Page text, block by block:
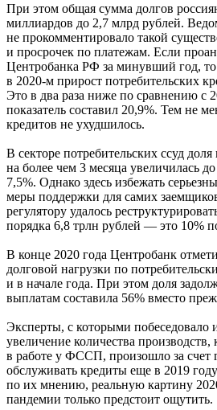
При этом общая сумма долгов
миллиардов до 2,7 млрд рублей.
не прокомментировало такой
и просрочек по платежам. Если
Центробанка РФ за минувший год,
в 2020-м прирост потребительских
Это в два раза ниже по сравнению с
показатель составил 20,9%. Тем не
кредитов не ухудшилось.
В секторе потребительских ссуд
на более чем 3 месяца увеличилась
7,5%. Однако здесь избежать
меры поддержки для самих
регулятору удалось
порядка 6,8 трлн рублей — это 10%
В конце 2020 года Центробанк
долговой нагрузки по
и в начале года. При этом доля
выплатам составила 56% вместо
Эксперты, с которыми побеседовало
увеличение количества производств,
в работе у ФССП, произошло за счет
обслуживать кредиты еще в 2019
по их мнению, реальную картину
пандемии только предстоит ощутить.